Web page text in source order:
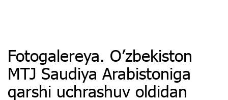
Fotogalereya. O’zbekiston
MTJ Saudiya Arabistoniga
qarshi uchrashuv oldidan